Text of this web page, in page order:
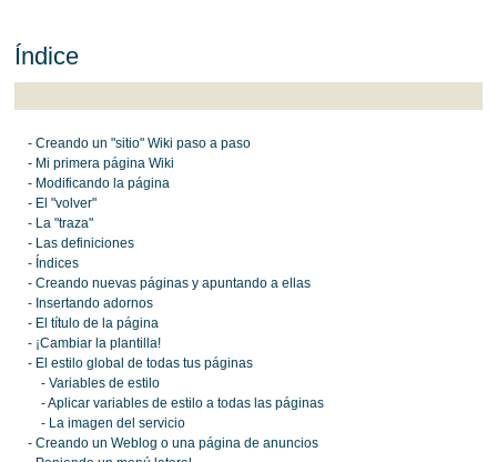
Índice
- Creando un "sitio" Wiki paso a paso
- Mi primera página Wiki
- Modificando la página
- El "volver"
- La "traza"
- Las definiciones
- Índices
- Creando nuevas páginas y apuntando a ellas
- Insertando adornos
- El título de la página
- ¡Cambiar la plantilla!
- El estilo global de todas tus páginas
- Variables de estilo
- Aplicar variables de estilo a todas las páginas
- La imagen del servicio
- Creando un Weblog o una página de anuncios